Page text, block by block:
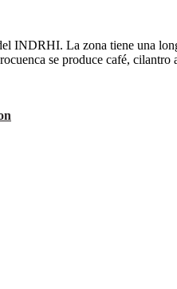
INDRHI. La zona tiene una
se produce café,